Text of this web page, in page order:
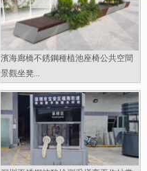
濱海廊橋不銹鋼種植池座椅公共空間
景觀坐凳...